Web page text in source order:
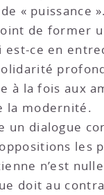
« puissance
de former
est-ce en
à la fois aux
la modernité.
un dialogue
les
n’est
doit au